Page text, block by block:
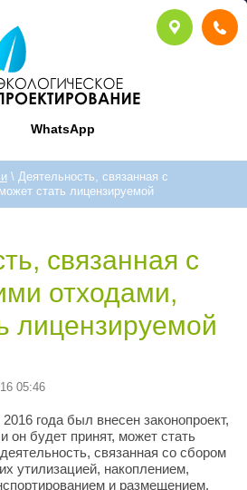
WhatsApp
\ Деятельность, связанная с
стать лицензируемой
связанная с
отходами,
лицензируемой
05:46
года был внесен законопроект,
он будет принят, может стать
связанная со сбором
утилизацией, накоплением,
и размещением.